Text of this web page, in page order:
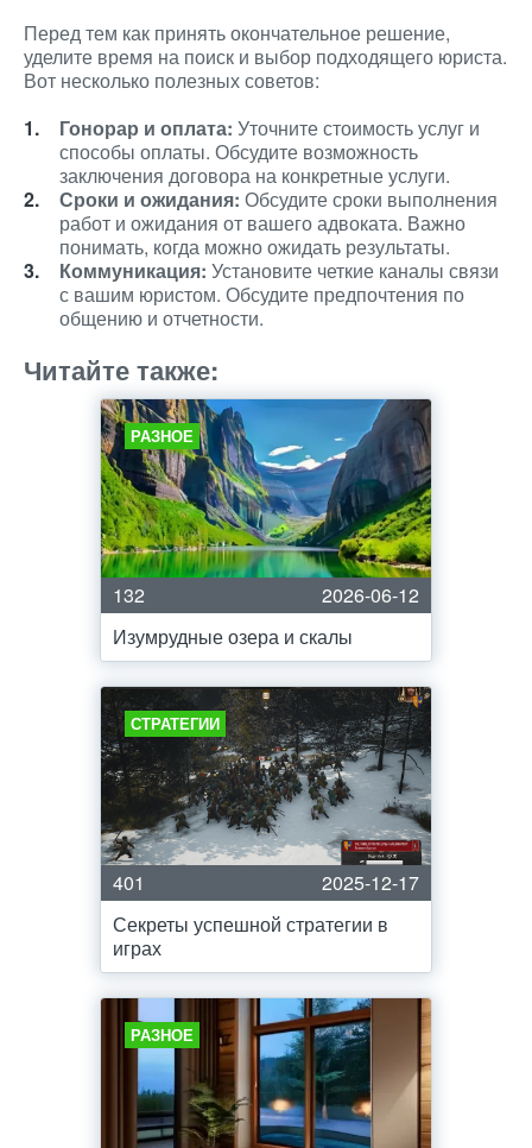
Перед тем как принять окончательное решение,
уделите время на поиск и выбор подходящего юриста.
Вот несколько полезных советов:
Гонорар и оплата: Уточните стоимость услуг и
способы оплаты. Обсудите возможность
заключения договора на конкретные услуги.
Сроки и ожидания: Обсудите сроки выполнения
работ и ожидания от вашего адвоката. Важно
понимать, когда можно ожидать результаты.
Коммуникация: Установите четкие каналы связи
с вашим юристом. Обсудите предпочтения по
общению и отчетности.
Читайте также:
РАЗНОЕ
132
2026-06-12
Изумрудные озера и скалы
СТРАТЕГИИ
401
2025-12-17
Секреты успешной стратегии в
играх
РАЗНОЕ